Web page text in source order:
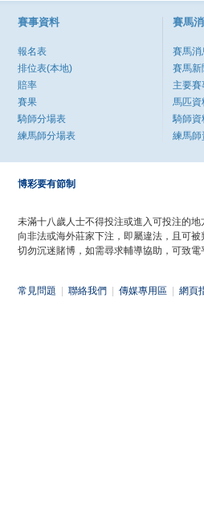
賽事資料
報名表
排位表(本地)
賠率
賽果
騎師分場表
練馬師分場表
賽馬
賽馬消
賽馬新
主要賽
馬匹資
騎師資
練馬師
博彩要有節制
未滿十八歲人士不得投注或進入可投注的地
向非法或海外莊家下注，即屬違法，且可被
切勿沉迷賭博，如需尋求輔導協助，可致電
常見問題 聯絡我們 傳媒專用區 網頁